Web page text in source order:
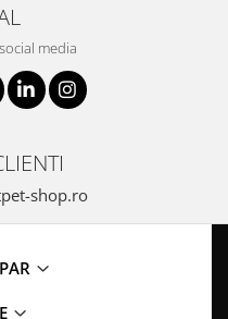
media
shop.ro